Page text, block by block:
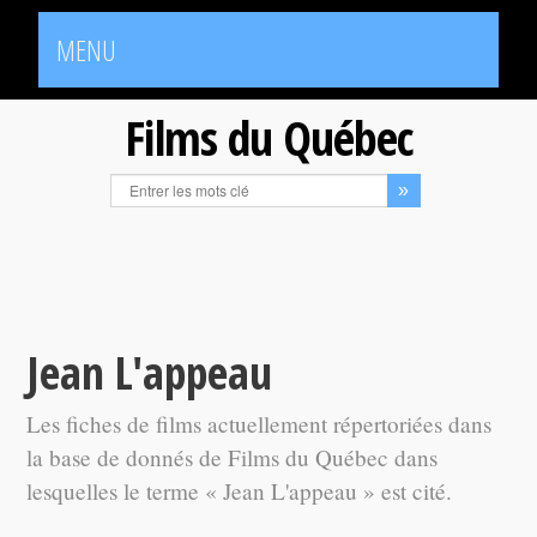
MENU
Films du Québec
Jean L'appeau
Les fiches de films actuellement répertoriées dans
la base de donnés de Films du Québec dans
lesquelles le terme « Jean L'appeau » est cité.